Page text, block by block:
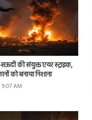
की संयुक्त एयर स्ट्राइक,
को बनाया निशाना
AM